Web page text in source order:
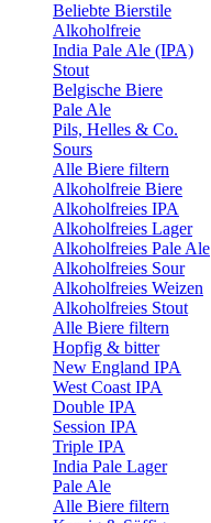
Beliebte Bierstile
Alkoholfreie
India Pale Ale (IPA)
Stout
Belgische Biere
Pale Ale
Pils, Helles & Co.
Sours
Alle Biere filtern
Alkoholfreie Biere
Alkoholfreies IPA
Alkoholfreies Lager
Alkoholfreies Pale Ale
Alkoholfreies Sour
Alkoholfreies Weizen
Alkoholfreies Stout
Alle Biere filtern
Hopfig & bitter
New England IPA
West Coast IPA
Double IPA
Session IPA
Triple IPA
India Pale Lager
Pale Ale
Alle Biere filtern